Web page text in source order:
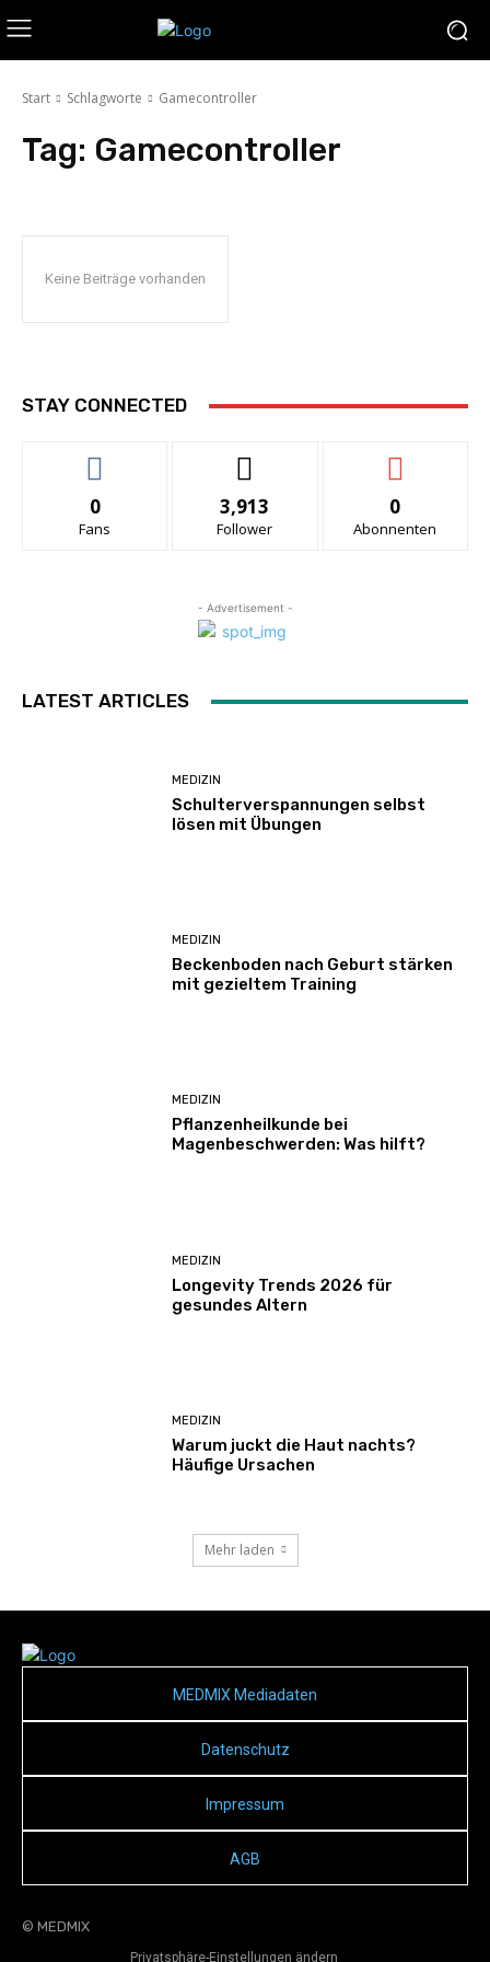
Start Schlagworte Gamecontroller
Tag: Gamecontroller
Keine Beiträge vorhanden
STAY CONNECTED
0
Fans
3,913
Follower
0
Abonnenten
- Advertisement -
LATEST ARTICLES
MEDIZIN
Schulterverspannungen selbst
lösen mit Übungen
MEDIZIN
Beckenboden nach Geburt stärken
mit gezieltem Training
MEDIZIN
Pflanzenheilkunde bei
Magenbeschwerden: Was hilft?
MEDIZIN
Longevity Trends 2026 für
gesundes Altern
MEDIZIN
Warum juckt die Haut nachts?
Häufige Ursachen
Mehr laden
MEDMIX Mediadaten
Datenschutz
Impressum
AGB
© MEDMIX
Privatsphäre-Einstellungen ändern